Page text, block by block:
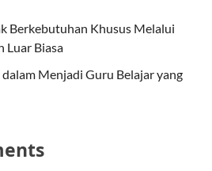
Berkebutuhan Khusus Melalui
Luar Biasa
Menjadi Guru Belajar yang